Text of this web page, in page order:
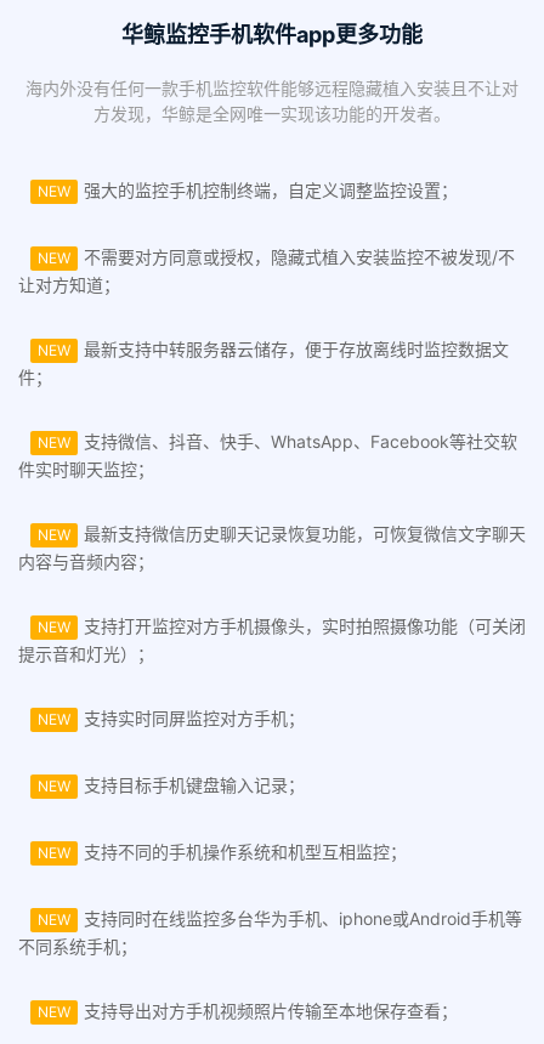
华鲸监控手机软件app更多功能
海内外没有任何一款手机监控软件能够远程隐藏植入安装且不让对
方发现，华鲸是全网唯一实现该功能的开发者。
NEW 强大的监控手机控制终端，自定义调整监控设置；
NEW
不需要对方同意或授权，隐藏式植入安装监控不被发现/不
让对方知道；
NEW
最新支持中转服务器云储存，便于存放离线时监控数据文
件；
NEW
支持微信、抖音、快手、WhatsApp、Facebook等社交软
件实时聊天监控；
NEW
最新支持微信历史聊天记录恢复功能，可恢复微信文字聊天
内容与音频内容；
NEW
支持打开监控对方手机摄像头，实时拍照摄像功能（可关闭
提示音和灯光）；
NEW 支持实时同屏监控对方手机；
NEW 支持目标手机键盘输入记录；
NEW 支持不同的手机操作系统和机型互相监控；
NEW
支持同时在线监控多台华为手机、iphone或Android手机等
不同系统手机；
NEW 支持导出对方手机视频照片传输至本地保存查看；